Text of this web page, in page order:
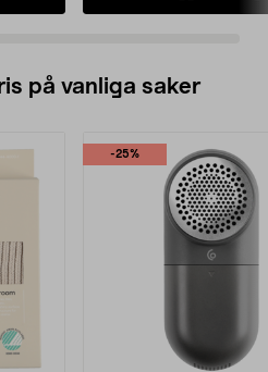
på vanliga saker
-25%